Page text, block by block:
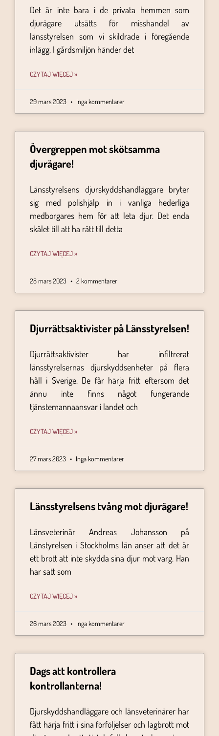
Det är inte bara i de privata hemmen som
djurägare utsätts för misshandel av
länsstyrelsen som vi skildrade i föregående
inlägg. I gårdsmiljön händer det
CZYTAJ WIĘCEJ »
29 mars 2023 Inga kommentarer
Övergreppen mot skötsamma
djurägare!
Länsstyrelsens djurskyddshandläggare bryter
sig med polishjälp in i vanliga hederliga
medborgares hem för att leta djur. Det enda
skälet till att ha rätt till detta
CZYTAJ WIĘCEJ »
28 mars 2023 2 kommentarer
Djurrättsaktivister på Länsstyrelsen!
Djurrättsaktivister har infiltrerat
länsstyrelsernas djurskyddsenheter på flera
håll i Sverige. De får härja fritt eftersom det
ännu inte finns något fungerande
tjänstemannaansvar i landet och
CZYTAJ WIĘCEJ »
27 mars 2023 Inga kommentarer
Länsstyrelsens tvång mot djurägare!
Länsveterinär Andreas Johansson på
Länstyrelsen i Stockholms län anser att det är
ett brott att inte skydda sina djur mot varg. Han
har satt som
CZYTAJ WIĘCEJ »
26 mars 2023 Inga kommentarer
Dags att kontrollera
kontrollanterna!
Djurskyddshandläggare och länsveterinärer har
fått härja fritt i sina förföljelser och lagbrott mot